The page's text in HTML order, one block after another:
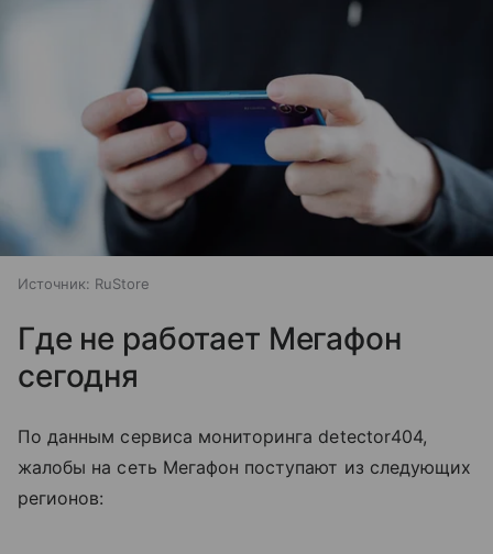
Источник: RuStore
Где не работает Мегафон
сегодня
По данным сервиса мониторинга detector404,
жалобы на сеть Мегафон поступают из следующих
регионов: